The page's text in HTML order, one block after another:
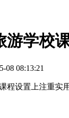
游学校
08 08:13:21
程设置上注重实